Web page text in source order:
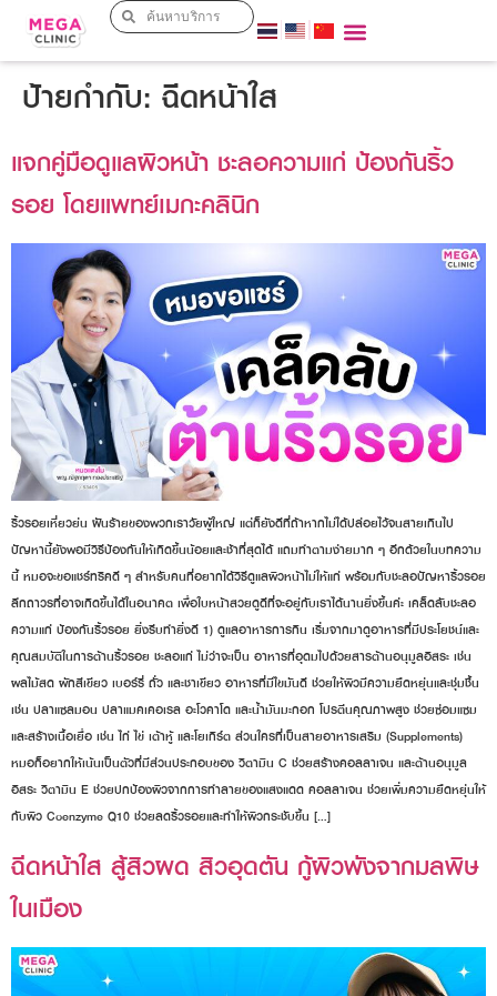
ป้ายกำกับ: ฉีดหน้าใส
แจกคู่มือดูแลผิวหน้า ชะลอความแก่ ป้องกันริ้ว
รอย โดยแพทย์เมกะคลินิก
ริ้วรอยเหี่ยวย่น ฝันร้ายของพวกเราวัยผู้ใหญ่ แต่ก็ยังดีที่ถ้าหากไม่ได้ปล่อยไว้จนสายเกินไป
ปัญหานี้ยังพอมีวิธีป้องกันให้เกิดขึ้นน้อยและช้าที่สุดได้ แถมทำตามง่ายมาก ๆ อีกด้วยในบทความ
นี้ หมอจะขอแชร์ทริคดี ๆ สำหรับคนที่อยากได้วิธีดูแลผิวหน้าไม่ให้แก่ พร้อมกับชะลอปัญหาริ้วรอย
ลึกถาวรที่อาจเกิดขึ้นได้ในอนาคต เพื่อใบหน้าสวยดูดีที่จะอยู่กับเราได้นานยิ่งขึ้นค่ะ เคล็ดลับชะลอ
ความแก่ ป้องกันริ้วรอย ยิ่งรีบทำยิ่งดี 1) ดูแลอาหารการกิน เริ่มจากมาดูอาหารที่มีประโยชน์และ
คุณสมบัติในการต้านริ้วรอย ชะลอแก่ ไม่ว่าจะเป็น อาหารที่อุดมไปด้วยสารต้านอนุมูลอิสระ เช่น
ผลไม้สด ผักสีเขียว เบอร์รี่ ถั่ว และชาเขียว อาหารที่มีไขมันดี ช่วยให้ผิวมีความยืดหยุ่นและชุ่มชื้น
เช่น ปลาแซลมอน ปลาแมคเคอเรล อะโวคาโด และน้ำมันมะกอก โปรตีนคุณภาพสูง ช่วยซ่อมแซม
และสร้างเนื้อเยื่อ เช่น ไก่ ไข่ เต้าหู้ และโยเกิร์ต ส่วนใครที่เป็นสายอาหารเสริม (Supplements)
หมอก็อยากให้เน้นเป็นตัวที่มีส่วนประกอบของ วิตามิน C ช่วยสร้างคอลลาเจน และต้านอนุมูล
อิสระ วิตามิน E ช่วยปกป้องผิวจากการทำลายของแสงแดด คอลลาเจน ช่วยเพิ่มความยืดหยุ่นให้
กับผิว Coenzyme Q10 ช่วยลดริ้วรอยและทำให้ผิวกระชับขึ้น […]
ฉีดหน้าใส สู้สิวผด สิวอุดตัน กู้ผิวพังจากมลพิษ
ในเมือง